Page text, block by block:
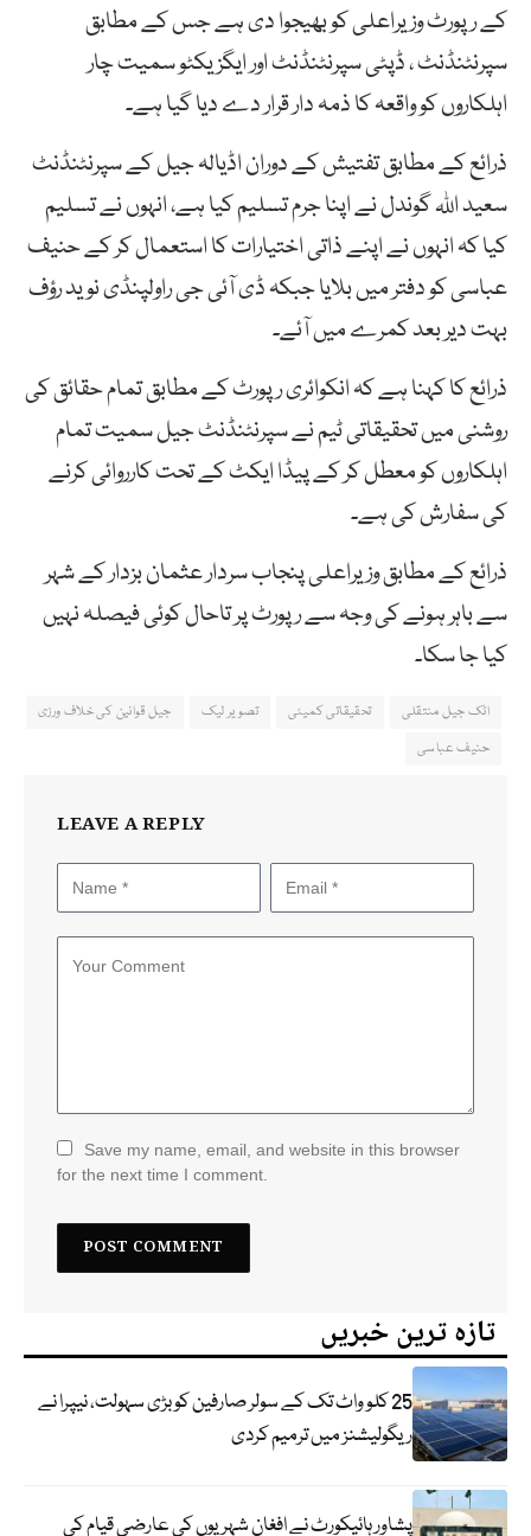
کے رپورٹ وزیراعلی کو بھیجوا دی ہے جس کے مطابق
سپرنٹنڈنٹ ، ڈپٹی سپرنٹنڈنٹ اور ایگزیکٹو سمیت چار
اہلکاروں کو واقعہ کا ذمہ دار قرار دے دیا گیا ہے۔
ذرائع کے مطابق تفتیش کے دوران اڈیالہ جیل کے سپرنٹنڈنٹ
سعید اللہ گوندل نے اپنا جرم تسلیم کیا ہے، انہوں نے تسلیم
کیا کہ انہوں نے اپنے ذاتی اختیارات کا استعمال کر کے حنیف
عباسی کو دفتر میں بلایا جبکہ ڈی آئی جی راولپنڈی نوید رؤف
بہت دیر بعد کمرے میں آئے۔
ذرائع کا کہنا ہے کہ انکوائری رپورٹ کے مطابق تمام حقائق کی
روشنی میں تحقیقاتی ٹیم نے سپرنٹنڈنٹ جیل سمیت تمام
اہلکاروں کو معطل کر کے پیڈا ایکٹ کے تحت کارروائی کرنے
کی سفارش کی ہے۔
ذرائع کے مطابق وزیراعلی پنجاب سردار عثمان بزدار کے شہر
سے باہر ہونے کی وجہ سے رپورٹ پر تاحال کوئی فیصلہ نہیں
کیا جا سکا۔
اٹک جیل منتقلی تحقیقاتی کمیٹی تصویر لیک
جیل قوانین کی خلاف ورزی
حنیف عباسی
LEAVE A REPLY
Save my name, email, and website in this browser
for the next time I comment.
تازہ ترین خبریں
25 کلو واٹ تک کے سولر صارفین کو بڑی سہولت، نیپرا نے
ریگولیشنز میں ترمیم کردی
پشاور ہائیکورٹ نے افغان شہریوں کی عارضی قیام کی